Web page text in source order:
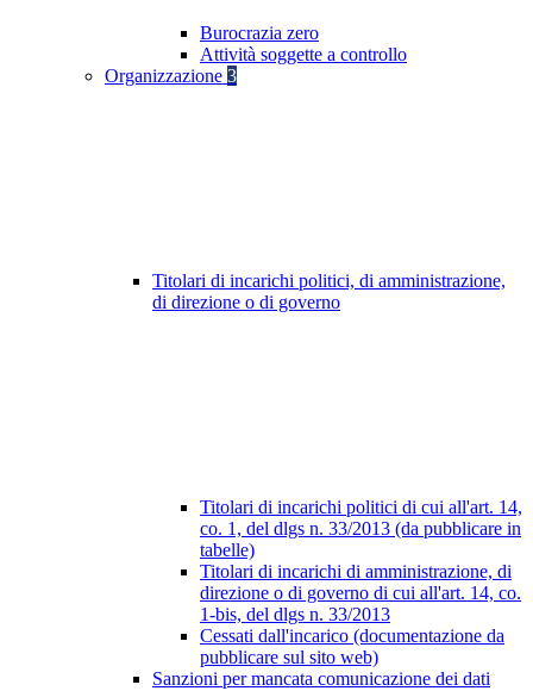
Burocrazia zero
Attività soggette a controllo
Organizzazione 3
Titolari di incarichi politici, di amministrazione,
di direzione o di governo
Titolari di incarichi politici di cui all'art. 14,
co. 1, del dlgs n. 33/2013 (da pubblicare in
tabelle)
Titolari di incarichi di amministrazione, di
direzione o di governo di cui all'art. 14, co.
1-bis, del dlgs n. 33/2013
Cessati dall'incarico (documentazione da
pubblicare sul sito web)
Sanzioni per mancata comunicazione dei dati